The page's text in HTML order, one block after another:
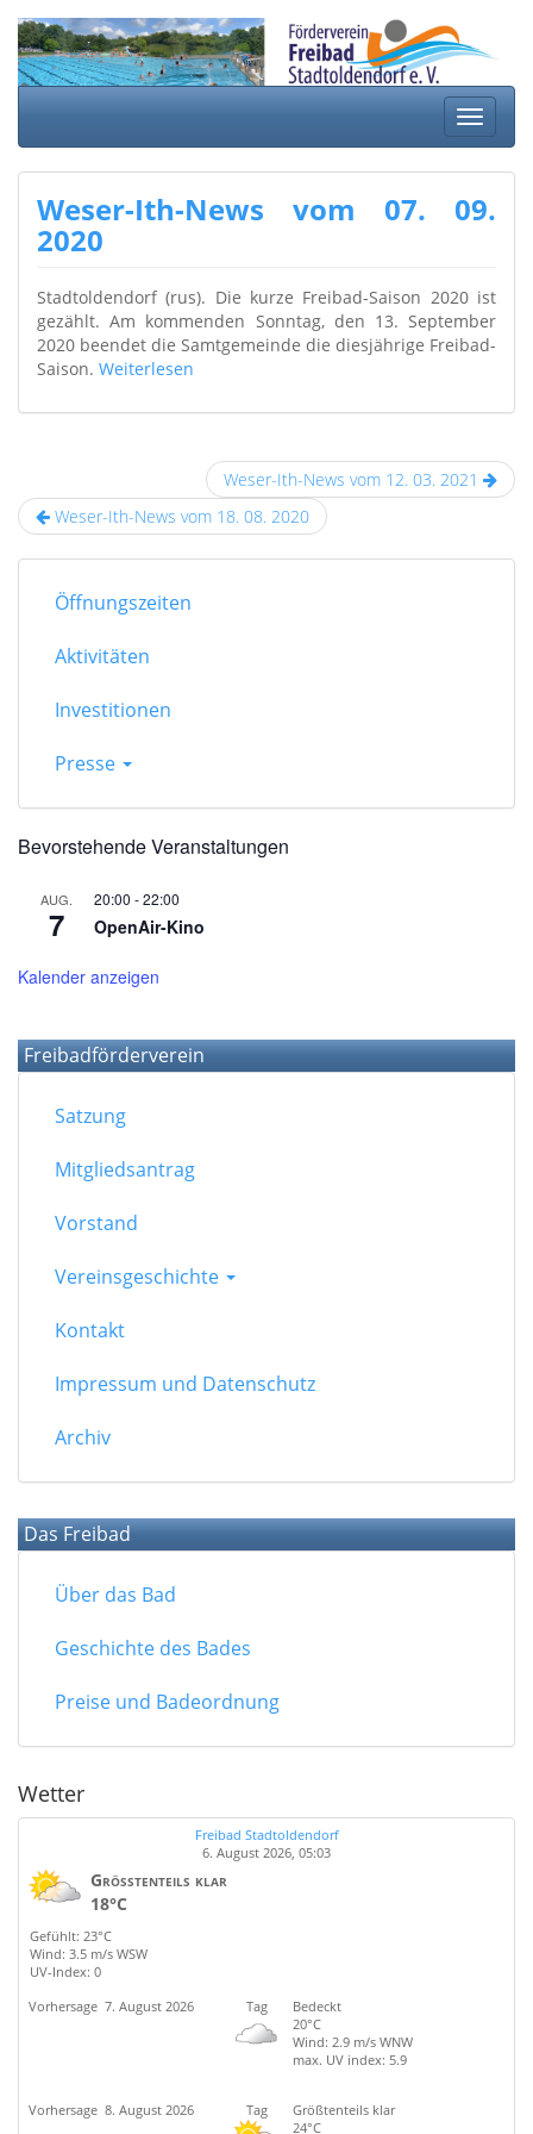
zum
Inhalt
Schalte
Weser-Ith-News vom 07. 09.
2020
Stadtoldendorf (rus). Die kurze Freibad-Saison 2020 ist
gezählt. Am kommenden Sonntag, den 13. September
2020 beendet die Samtgemeinde die diesjährige Freibad-
Saison. Weiterlesen
Weser-Ith-News vom 12. 03. 2021
Weser-Ith-News vom 18. 08. 2020
Öffnungszeiten
Aktivitäten
Investitionen
Presse
Bevorstehende Veranstaltungen
AUG.
7
20:00 -22:00
OpenAir-Kino
Kalender anzeigen
Freibadförderverein
Satzung
Mitgliedsantrag
Vorstand
Vereinsgeschichte
Kontakt
Impressum und Datenschutz
Archiv
Das Freibad
Über das Bad
Geschichte des Bades
Preise und Badeordnung
Wetter
Freibad Stadtoldendorf
6. August 2026, 05:03
Größtenteils klar
18°C
Gefühlt: 23°C
Wind: 3.5 m/s WSW
UV-Index: 0
Vorhersage 7. August 2026 Tag
Bedeckt
20°C
Wind: 2.9 m/s WNW
max. UV index: 5.9
Vorhersage 8. August 2026 Tag
Größtenteils klar
24°C